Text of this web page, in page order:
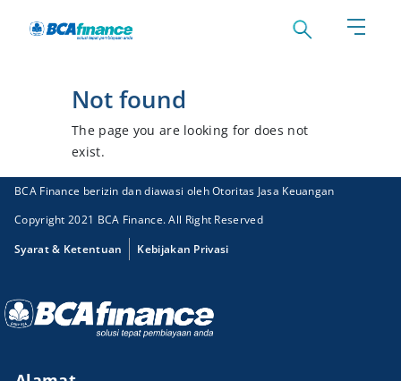
Not found
The page you are looking for does not
exist.
BCA Finance berizin dan diawasi oleh Otoritas Jasa Keuangan
Copyright 2021 BCA Finance. All Right Reserved
Syarat & Ketentuan
Kebijakan Privasi